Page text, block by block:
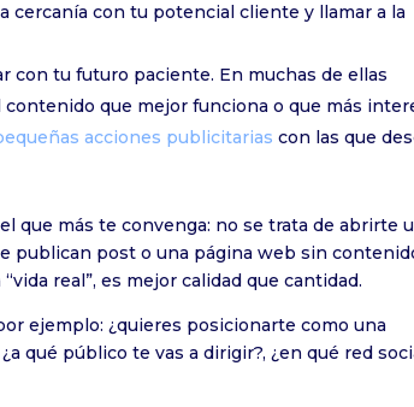
cercanía con tu potencial cliente y llamar a la
con tu futuro paciente. En muchas de ellas
que mejor funciona o que más
acciones publicitarias con las que
que más te convenga: no se trata de abrirte
publican post o una página web sin
real”, es mejor calidad que cantidad.
ejemplo: ¿quieres posicionarte como una
qué público te vas a dirigir?, ¿en qué red